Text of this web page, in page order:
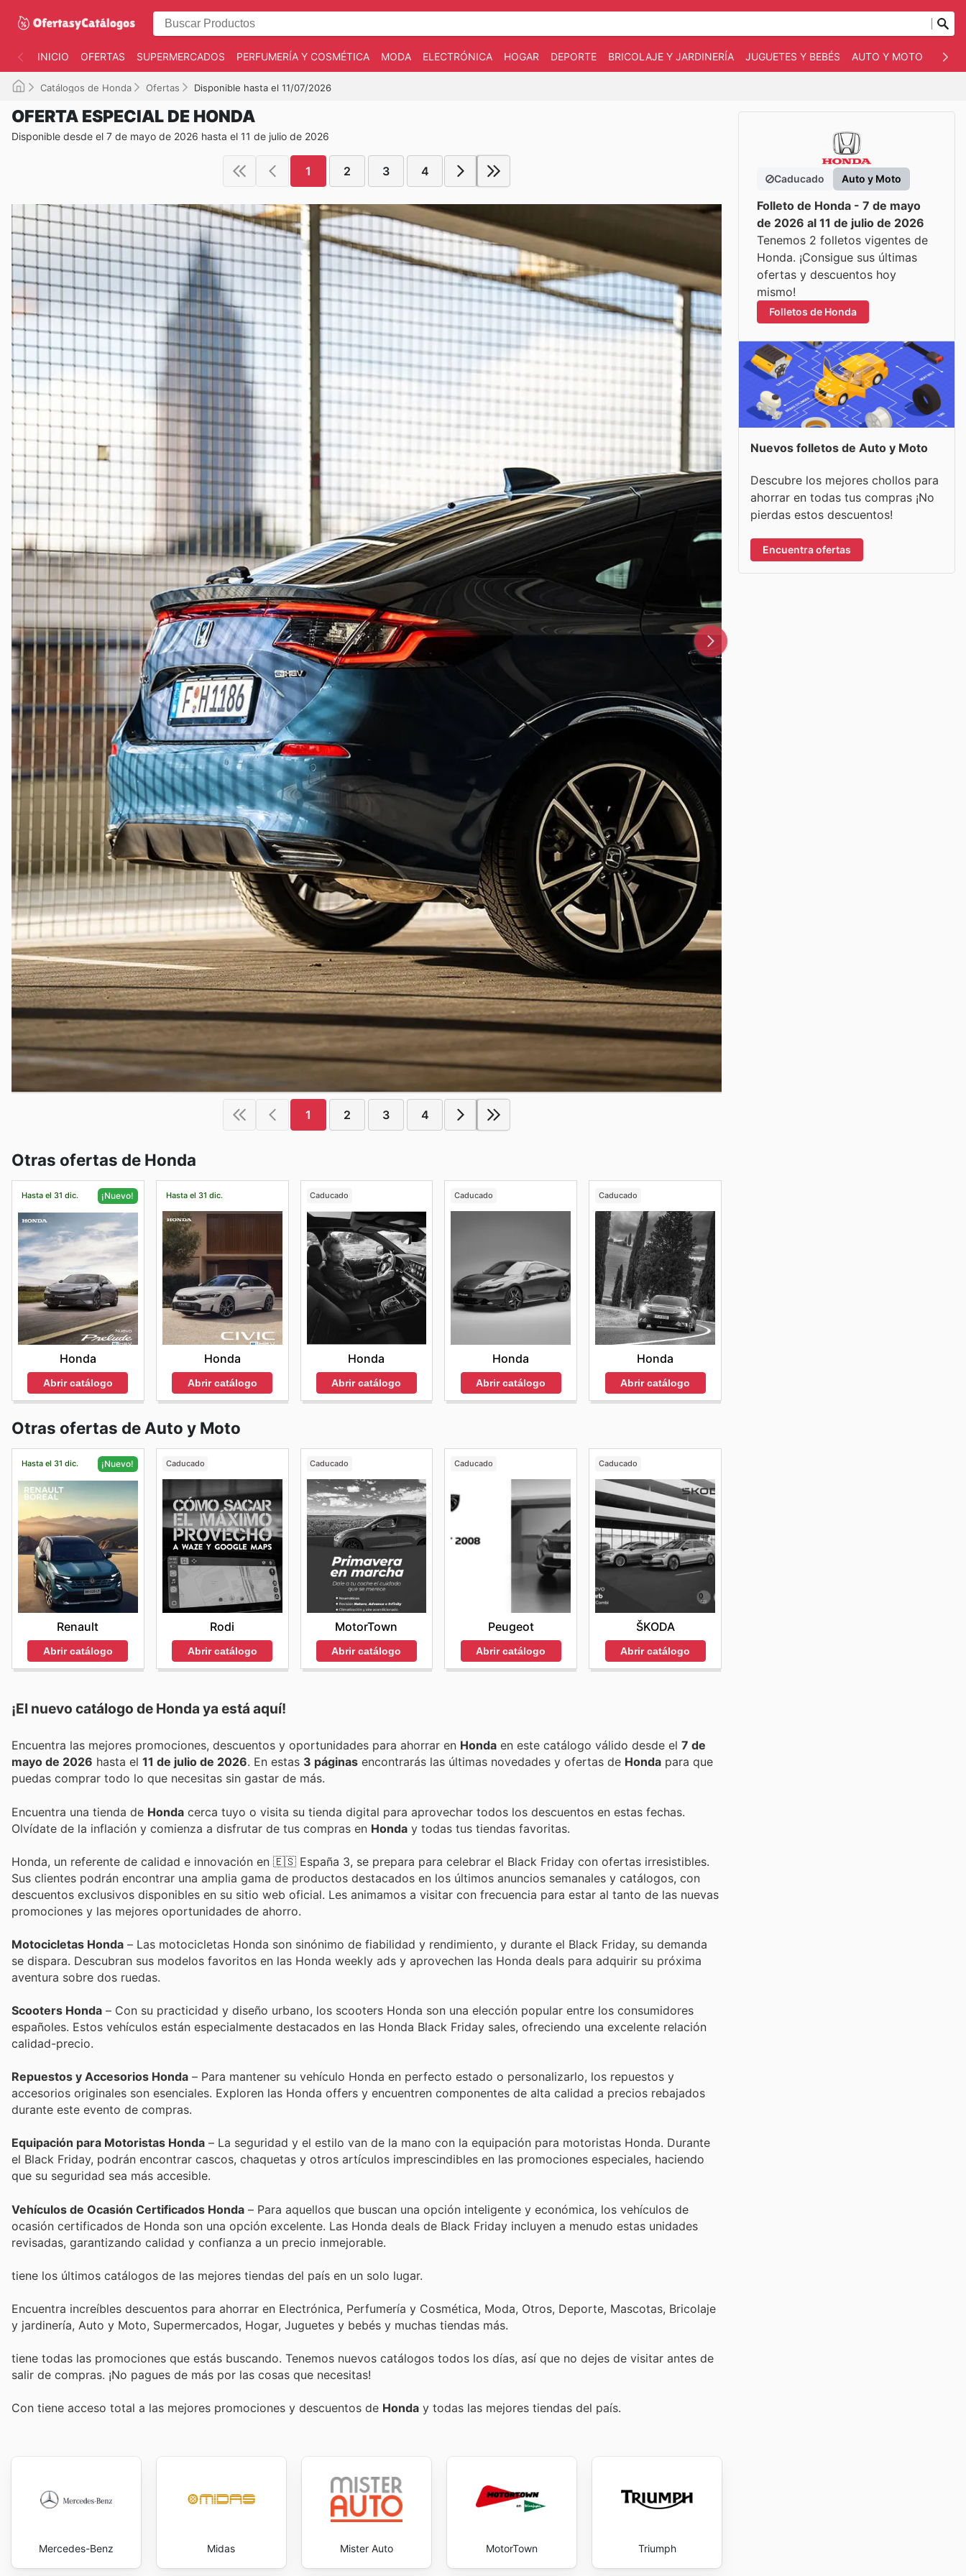
INICIO OFERTAS SUPERMERCADOS PERFUMERÍA Y COSMÉTICA MODA ELECTRÓNICA HOGAR DEPORTE BRICOLAJE Y JARDINERÍA JUGUETES Y BEBÉS AUTO Y MOTO
Catálogos de Honda Ofertas Disponible hasta el 11/07/2026
OFERTA ESPECIAL DE HONDA
Disponible desde el 7 de mayo de 2026 hasta el 11 de julio de 2026
1 2 3 4
1 2 3 4
Otras ofertas de Honda
Hasta el 31 dic. ¡Nuevo!
Honda
Abrir catálogo
Hasta el 31 dic.
Honda
Abrir catálogo
Caducado
Honda
Abrir catálogo
Caducado
Honda
Abrir catálogo
Caducado
Honda
Abrir catálogo
Otras ofertas de Auto y Moto
Hasta el 31 dic. ¡Nuevo!
Renault
Abrir catálogo
Caducado
Rodi
Abrir catálogo
Caducado
MotorTown
Abrir catálogo
Caducado
Peugeot
Abrir catálogo
Caducado
ŠKODA
Abrir catálogo
¡El nuevo catálogo de Honda ya está aquí!
Encuentra las mejores promociones, descuentos y oportunidades para ahorrar en Honda en este catálogo válido desde el 7 de
mayo de 2026 hasta el 11 de julio de 2026 . En estas 3 páginas encontrarás las últimas novedades y ofertas de Honda para que
puedas comprar todo lo que necesitas sin gastar de más.
Encuentra una tienda de Honda cerca tuyo o visita su tienda digital para aprovechar todos los descuentos en estas fechas.
Olvídate de la inflación y comienza a disfrutar de tus compras en Honda y todas tus tiendas favoritas.
Honda, un referente de calidad e innovación en 🇪🇸 España 3, se prepara para celebrar el Black Friday con ofertas irresistibles.
Sus clientes podrán encontrar una amplia gama de productos destacados en los últimos anuncios semanales y catálogos, con
descuentos exclusivos disponibles en su sitio web oficial. Les animamos a visitar con frecuencia para estar al tanto de las nuevas
promociones y las mejores oportunidades de ahorro.
Motocicletas Honda – Las motocicletas Honda son sinónimo de fiabilidad y rendimiento, y durante el Black Friday, su demanda
se dispara. Descubran sus modelos favoritos en las Honda weekly ads y aprovechen las Honda deals para adquirir su próxima
aventura sobre dos ruedas.
Scooters Honda – Con su practicidad y diseño urbano, los scooters Honda son una elección popular entre los consumidores
españoles. Estos vehículos están especialmente destacados en las Honda Black Friday sales, ofreciendo una excelente relación
calidad-precio.
Repuestos y Accesorios Honda – Para mantener su vehículo Honda en perfecto estado o personalizarlo, los repuestos y
accesorios originales son esenciales. Exploren las Honda offers y encuentren componentes de alta calidad a precios rebajados
durante este evento de compras.
Equipación para Motoristas Honda – La seguridad y el estilo van de la mano con la equipación para motoristas Honda. Durante
el Black Friday, podrán encontrar cascos, chaquetas y otros artículos imprescindibles en las promociones especiales, haciendo
que su seguridad sea más accesible.
Vehículos de Ocasión Certificados Honda – Para aquellos que buscan una opción inteligente y económica, los vehículos de
ocasión certificados de Honda son una opción excelente. Las Honda deals de Black Friday incluyen a menudo estas unidades
revisadas, garantizando calidad y confianza a un precio inmejorable.
tiene los últimos catálogos de las mejores tiendas del país en un solo lugar.
Encuentra increíbles descuentos para ahorrar en Electrónica, Perfumería y Cosmética, Moda, Otros, Deporte, Mascotas, Bricolaje
y jardinería, Auto y Moto, Supermercados, Hogar, Juguetes y bebés y muchas tiendas más.
tiene todas las promociones que estás buscando. Tenemos nuevos catálogos todos los días, así que no dejes de visitar antes de
salir de compras. ¡No pagues de más por las cosas que necesitas!
Con tiene acceso total a las mejores promociones y descuentos de Honda y todas las mejores tiendas del país.
Mercedes-Benz Midas Mister Auto MotorTown Triumph
Caducado Auto y Moto
Folleto de Honda - 7 de mayo
de 2026 al 11 de julio de 2026
Tenemos 2 folletos vigentes de
Honda. ¡Consigue sus últimas
ofertas y descuentos hoy
mismo!
Folletos de Honda
Nuevos folletos de Auto y Moto
Descubre los mejores chollos para
ahorrar en todas tus compras ¡No
pierdas estos descuentos!
Encuentra ofertas